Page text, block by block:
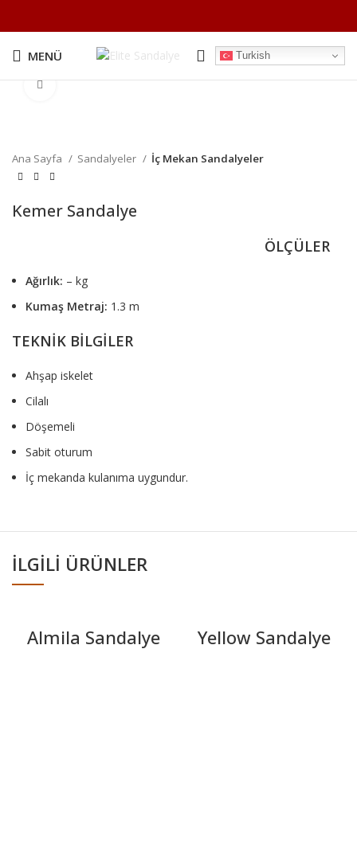
MENÜ Turkish
Büyütmek için tıklayın
Ana Sayfa Sandalyeler İç Mekan Sandalyeler
Kemer Sandalye
ÖLÇÜLER
Ağırlık: – kg
Kumaş Metraj: 1.3 m
TEKNİK BİLGİLER
Ahşap iskelet
Cilalı
Döşemeli
Sabit oturum
İç mekanda kulanıma uygundur.
İLGILI ÜRÜNLER
Almila Sandalye Yellow Sandalye